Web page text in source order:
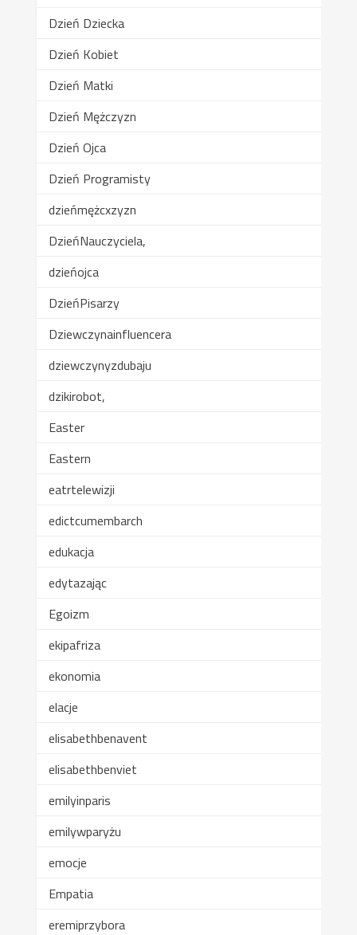
Dzień Dziecka
Dzień Kobiet
Dzień Matki
Dzień Mężczyzn
Dzień Ojca
Dzień Programisty
dzieńmężcxzyzn
DzieńNauczyciela,
dzieńojca
DzieńPisarzy
Dziewczynainfluencera
dziewczynyzdubaju
dzikirobot,
Easter
Eastern
eatrtelewizji
edictcumembarch
edukacja
edytazając
Egoizm
ekipafriza
ekonomia
elacje
elisabethbenavent
elisabethbenviet
emilyinparis
emilywparyżu
emocje
Empatia
eremiprzybora